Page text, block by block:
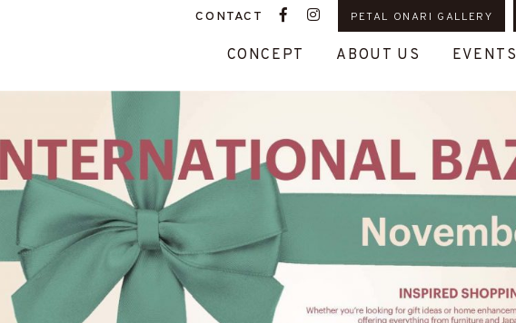
CONTACT PETAL ONARI GALLERY
CONCEPT ABOUT US EVENTS